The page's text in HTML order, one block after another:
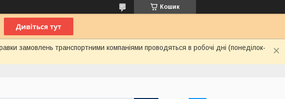
Кошик
замовлень транспортними компаніями проводяться в робочі дні (понеділок-